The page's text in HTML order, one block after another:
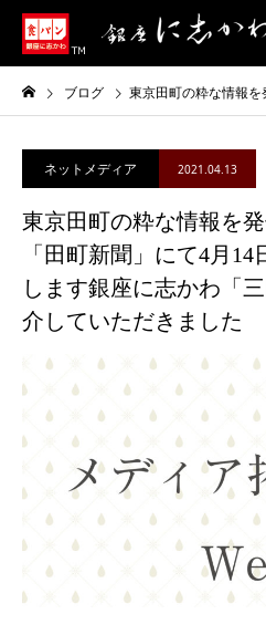
ブログ 東京田町の粋な情報を発信するWEBマガジン「田町新聞」にて
ネットメディア 2021.04.13
東京田町の粋な情報を
「田町新聞」にて4月
します銀座に志かわ「
介していただきました